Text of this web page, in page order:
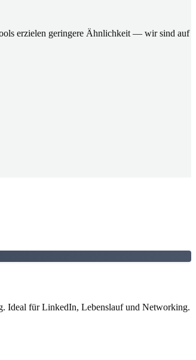
erzielen geringere Ähnlichkeit — wir sind auf
Ideal für LinkedIn, Lebenslauf und Networking.